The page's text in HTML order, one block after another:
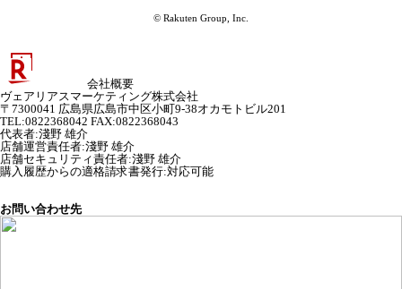
© Rakuten Group, Inc.
会社概要
ヴェアリアスマーケティング株式会社
〒7300041 広島県広島市中区小町9-38オカモトビル201
TEL:0822368042 FAX:0822368043
代表者:淺野 雄介
店舗運営責任者:淺野 雄介
店舗セキュリティ責任者:淺野 雄介
購入履歴からの適格請求書発行:対応可能
お問い合わせ先